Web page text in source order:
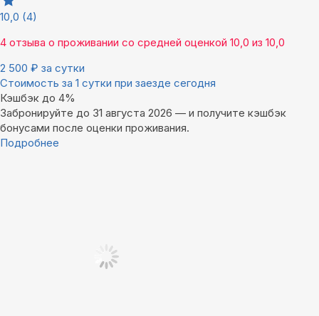
10,0 (4)
4 отзыва о проживании со средней оценкой 10,0 из 10,0
2 500 ₽ за сутки
Стоимость за 1 сутки при заезде сегодня
Кэшбэк до 4%
Забронируйте до 31 августа 2026 — и получите кэшбэк
бонусами после оценки проживания.
Подробнее